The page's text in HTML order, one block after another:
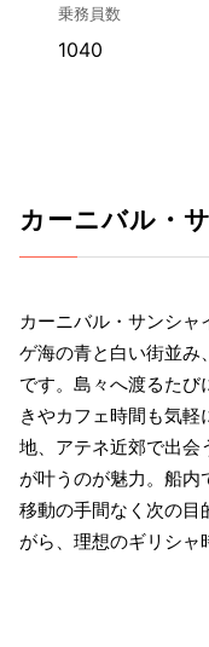
乗務員数
1040
カーニバル・
カーニバル・サンシ
ゲ海の青と白い街並み
です。島々へ渡るた
きやカフェ時間も気
地、アテネ近郊で出会
が叶うのが魅力。船内
移動の手間なく次の目
がら、理想のギリシャ